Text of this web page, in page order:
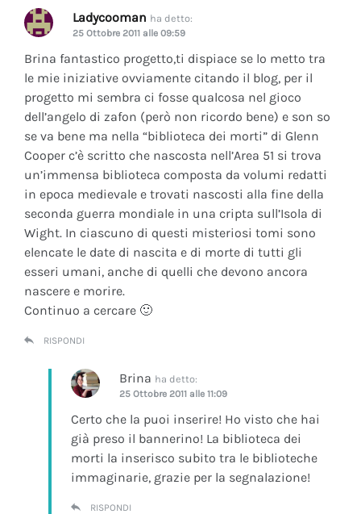
Ladycooman ha detto:
25 Ottobre 2011 alle 09:59
Brina fantastico progetto,ti dispiace se lo metto tra
le mie iniziative ovviamente citando il blog, per il
progetto mi sembra ci fosse qualcosa nel gioco
dell’angelo di zafon (però non ricordo bene) e son so
se va bene ma nella “biblioteca dei morti” di Glenn
Cooper c’è scritto che nascosta nell’Area 51 si trova
un’immensa biblioteca composta da volumi redatti
in epoca medievale e trovati nascosti alla fine della
seconda guerra mondiale in una cripta sull’Isola di
Wight. In ciascuno di questi misteriosi tomi sono
elencate le date di nascita e di morte di tutti gli
esseri umani, anche di quelli che devono ancora
nascere e morire.
Continuo a cercare 🙂
RISPONDI
Brina ha detto:
25 Ottobre 2011 alle 11:09
Certo che la puoi inserire! Ho visto che hai
già preso il bannerino! La biblioteca dei
morti la inserisco subito tra le biblioteche
immaginarie, grazie per la segnalazione!
RISPONDI